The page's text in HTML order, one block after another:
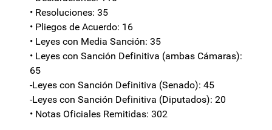
• Resoluciones: 35
• Pliegos de Acuerdo: 16
• Leyes con Media Sanción: 35
• Leyes con Sanción Definitiva (ambas Cámaras):
65
-Leyes con Sanción Definitiva (Senado): 45
-Leyes con Sanción Definitiva (Diputados): 20
• Notas Oficiales Remitidas: 302